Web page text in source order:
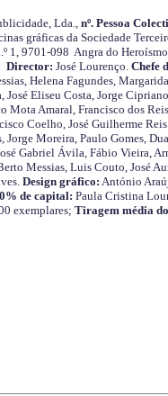
Lda., nº. Pessoa
gráficas da Sociedade
1, 9701-098 Angra do
Director: José Lourenço. Chefe
Helena Fagundes,
José Eliseu Costa, Jorge
Mota Amaral, Francisco dos
Coelho, José Guilherme
Moreira, Paulo Gomes,
Gabriel Ávila, Fábio Vieira,
Messias, Luis Couto, José
Design gráfico: António
de capital: Paula Cristina
exemplares; Tiragem média